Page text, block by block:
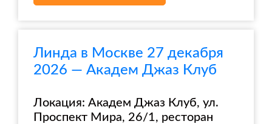
Линда в Москве 27 декабря
2026 — Академ Джаз Клуб
Локация: Академ Джаз Клуб, ул.
Проспект Мира, 26/1, ресторан